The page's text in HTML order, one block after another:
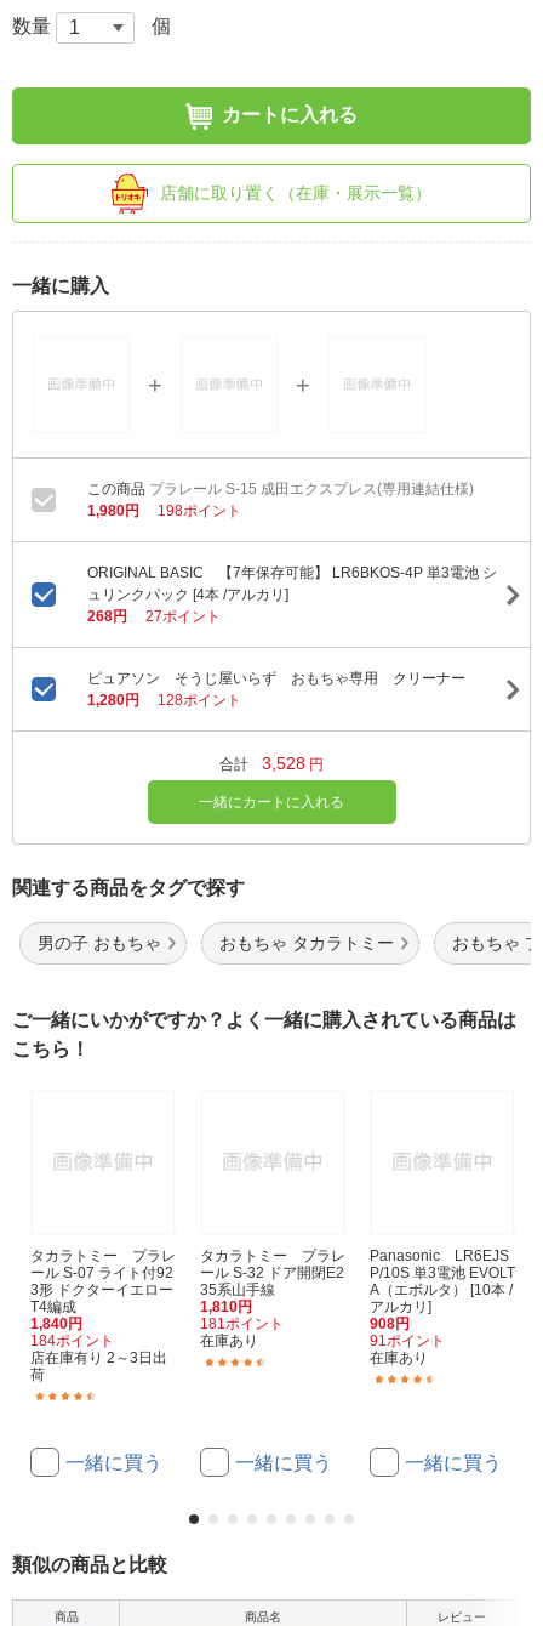
数量 個
カートに入れる
店舗に取り置く（在庫・展示一覧）
一緒に購入
プラレール S-15 成田エクスプレス(専用連結仕様)
1,980円
198ポイント
ORIGINAL BASIC 【7年保存可能】 LR6BKOS-4P 単3電池 シ
ュリンクパック [4本 /アルカリ]
268円
27ポイント
ピュアソン そうじ屋いらず おもちゃ専用 クリーナー
1,280円
128ポイント
合計 3,528 円
一緒にカートに入れる
関連する商品をタグで探す
男の子 おもちゃ おもちゃ タカラトミー おもちゃ
ご一緒にいかがですか？よく一緒に購入されている商品は
こちら！
タカラトミー プラレ
ール S-07 ライト付92
3形 ドクターイエロー
T4編成
1,840円
184ポイント
店在庫有り 2～3日出
荷
一緒に買う
タカラトミー プラレ
ール S-32 ドア開閉E2
35系山手線
1,810円
181ポイント
在庫あり
一緒に買う
Panasonic LR6EJS
P/10S 単3電池 EVOLT
A（エボルタ） [10本 /
アルカリ]
908円
91ポイント
在庫あり
一緒に買う
類似の商品と比較
商品 商品名 レビュー